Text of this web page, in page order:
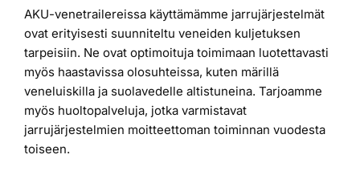
AKU-venetrailereissa käyttämämme jarrujärjestelmät
ovat erityisesti suunniteltu veneiden kuljetuksen
tarpeisiin. Ne ovat optimoituja toimimaan luotettavasti
myös haastavissa olosuhteissa, kuten märillä
veneluiskilla ja suolavedelle altistuneina. Tarjoamme
myös huoltopalveluja, jotka varmistavat
jarrujärjestelmien moitteettoman toiminnan vuodesta
toiseen.